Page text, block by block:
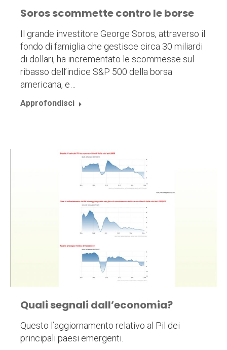
Soros scommette contro le borse
Il grande investitore George Soros, attraverso il
fondo di famiglia che gestisce circa 30 miliardi
di dollari, ha incrementato le scommesse sul
ribasso dell’indice S&P 500 della borsa
americana, e…
Approfondisci
Quali segnali dall’economia?
Questo l’aggiornamento relativo al Pil dei
principali paesi emergenti.